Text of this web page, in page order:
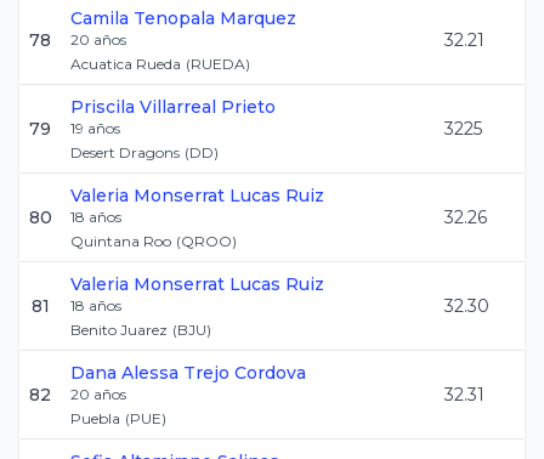
78
Camila Tenopala Marquez
20 años
Acuatica Rueda (RUEDA)
32.21
79
Priscila Villarreal Prieto
19 años
Desert Dragons (DD)
3225
80
Valeria Monserrat Lucas Ruiz
18 años
Quintana Roo (QROO)
32.26
81
Valeria Monserrat Lucas Ruiz
18 años
Benito Juarez (BJU)
32.30
82
Dana Alessa Trejo Cordova
20 años
Puebla (PUE)
32.31